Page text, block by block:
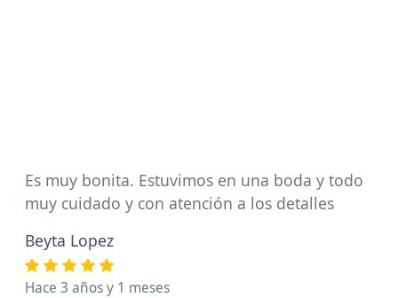
Es muy bonita. Estuvimos en una boda y todo
muy cuidado y con atención a los detalles
Beyta Lopez
Hace 3 años y 1 meses